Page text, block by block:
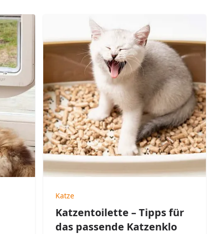
Katze
Katzentoilette – Tipps für
das passende Katzenklo